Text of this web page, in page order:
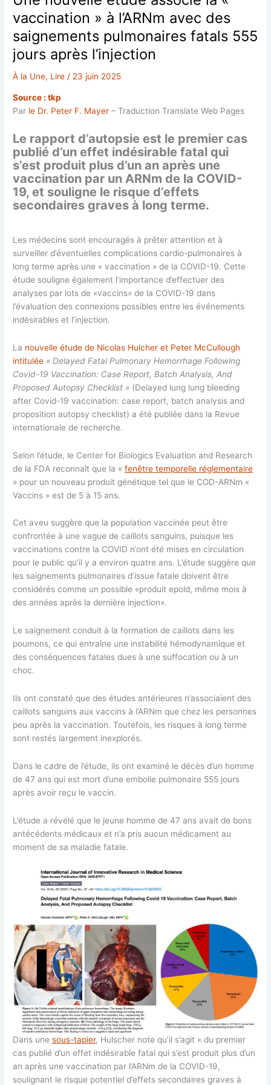
vaccination » à l’ARNm avec des
saignements pulmonaires fatals 555
jours après l’injection
À la Une, Lire / 23 juin 2025
Source : tkp
Par le Dr. Peter F. Mayer – Traduction Translate Web Pages
Le rapport d’autopsie est le premier cas
publié d’un effet indésirable fatal qui
s’est produit plus d’un an après une
vaccination par un ARNm de la COVID-
19, et souligne le risque d’effets
secondaires graves à long terme.
Les médecins sont encouragés à prêter attention et à
surveiller d’éventuelles complications cardio-pulmonaires à
long terme après une « vaccination » de la COVID-19. Cette
étude souligne également l’importance d’effectuer des
analyses par lots de «vaccins» de la COVID-19 dans
l’évaluation des connexions possibles entre les événements
indésirables et l’injection.
La nouvelle étude de Nicolas Hulcher et Peter McCullough
intitulée « Delayed Fatal Pulmonary Hemorrhage Following
Covid-19 Vaccination: Case Report, Batch Analysis, And
Proposed Autopsy Checklist » (Delayed lung lung bleeding
after Covid-19 vaccination: case report, batch analysis and
proposition autopsy checklist) a été publiée dans la Revue
internationale de recherche.
Selon l’étude, le Center for Biologics Evaluation and Research
de la FDA reconnaît que la «fenêtre temporelle réglementaire
» pour un nouveau produit génétique tel que le COD-ARNm «
Vaccins » est de 5 à 15 ans.
Cet aveu suggère que la population vaccinée peut être
confrontée à une vague de caillots sanguins, puisque les
vaccinations contre la COVID n’ont été mises en circulation
pour le public qu’il y a environ quatre ans. L’étude suggère que
les saignements pulmonaires d’issue fatale doivent être
considérés comme un possible «produit epold, même mois à
des années après la dernière injection».
Le saignement conduit à la formation de caillots dans les
poumons, ce qui entraîne une instabilité hémodynamique et
des conséquences fatales dues à une suffocation ou à un
choc.
Ils ont constaté que des études antérieures n’associaient des
caillots sanguins aux vaccins à l’ARNm que chez les personnes
peu après la vaccination. Toutefois, les risques à long terme
sont restés largement inexplorés.
Dans le cadre de l’étude, ils ont examiné le décès d’un homme
de 47 ans qui est mort d’une embolie pulmonaire 555 jours
après avoir reçu le vaccin.
L’étude a révélé que le jeune homme de 47 ans avait de bons
antécédents médicaux et n’a pris aucun médicament au
moment de sa maladie fatale.
Dans unesous-tapier, Hulscher note qu’il s’agit « du premier
cas publié d’un effet indésirable fatal qui s’est produit plus d’un
an après une vaccination par l’ARNm de la COVID-19,
soulignant le risque potentiel d’effets secondaires graves à